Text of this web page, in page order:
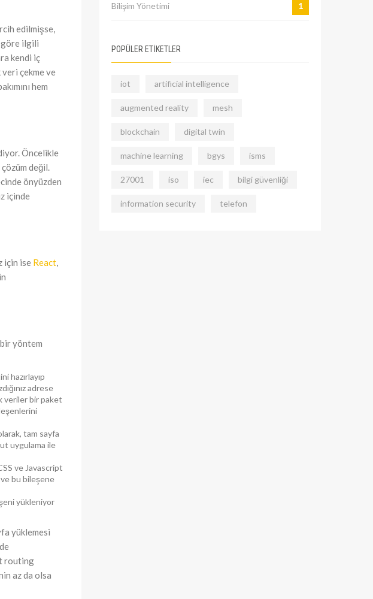
edilmişse,
göre ilgili
kendi iç
veri çekme ve
hem
Öncelikle
değil.
önyüzden
içinde
için ise React,
yöntem
hazırlayıp
adrese
veriler bir paket
tam sayfa
uygulama ile
ve Javascript
bu bileşene
yükleniyor
yüklemesi
routing
az da olsa
Bilişim Yönetimi 1
POPÜLER ETİKETLER
iot artificial intelligence
augmented reality mesh
blockchain digital twin
machine learning bgys isms
27001 iso iec bilgi güvenliği
information security telefon